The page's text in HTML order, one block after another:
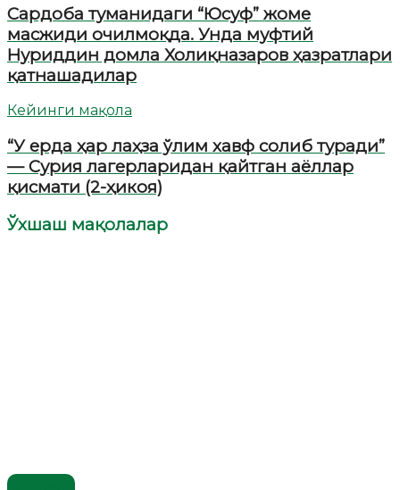
Сардоба туманидаги “Юсуф” жоме
масжиди очилмоқда. Унда муфтий
Нуриддин домла Холиқназаров ҳазратлари
қатнашадилар
Кейинги мақола
“У ерда ҳар лаҳза ўлим хавф солиб туради”
— Сурия лагерларидан қайтган аёллар
қисмати (2-ҳикоя)
Ўхшаш мақолалар